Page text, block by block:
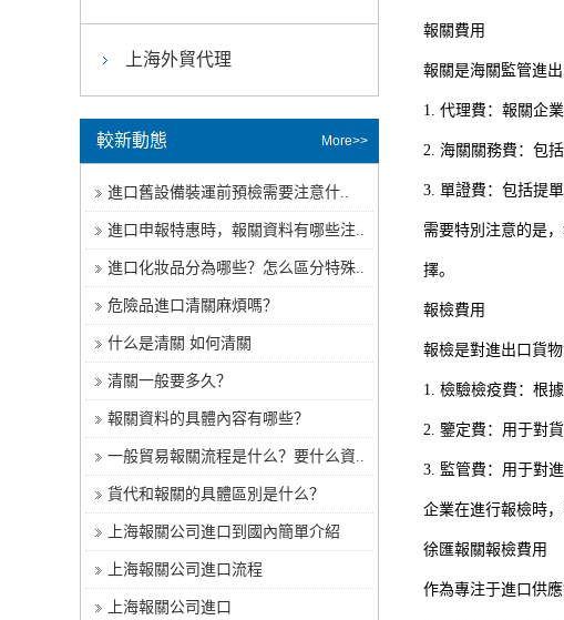
報關費用
報關是海關監管進
1. 代理費：報關企
2. 海關關務費：包
3. 單證費：包括提
需要特別注意的是
擇。
報檢費用
報檢是對進出口貨
1. 檢驗檢疫費：根
2. 鑒定費：用于對
3. 監管費：用于對
企業在進行報檢時
徐匯報關報檢費用
作為專注于進口供
上海外貿代理
較新動態 More>>
進口舊設備裝運前預檢需要注意什..
進口申報特惠時，報關資料有哪些注..
進口化妝品分為哪些？怎么區分特殊..
危險品進口清關麻煩嗎？
什么是清關 如何清關
清關一般要多久？
報關資料的具體內容有哪些？
一般貿易報關流程是什么？要什么資..
貨代和報關的具體區別是什么？
上海報關公司進口到國內簡單介紹
上海報關公司進口流程
上海報關公司進口